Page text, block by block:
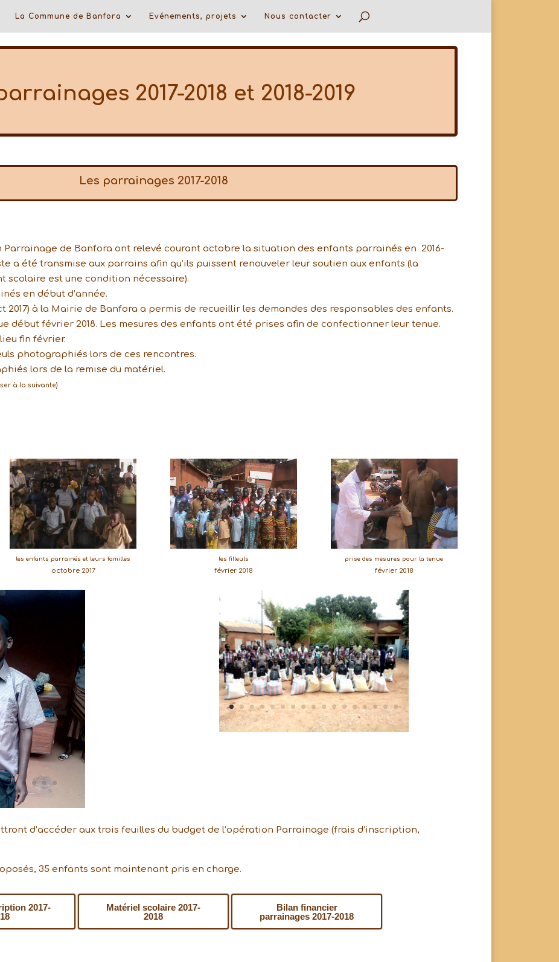
La Commune de Banfora Evénements, projets Nous contacter
2017-2018 et 2018-2019
Les parrainages 2017-2018
Parrainage de Banfora ont relevé courant octobre la situation des enfants parrainés en 2016-
a été transmise aux parrains afin qu’ils puissent renouveler leur soutien aux enfants (la
scolaire est une condition nécessaire).
en début d’année.
2017) à la Mairie de Banfora a permis de recueillir les demandes des responsables des enfants.
début février 2018. Les mesures des enfants ont été prises afin de confectionner leur tenue.
fin février.
photographiés lors de ces rencontres.
lors de la remise du matériel.
à la suivante)
les enfants parrainés et leurs familles
octobre 2017
les filleuls
février 2018
prise des mesures pour la tenue
février 2018
d’accéder aux trois feuilles du budget de l’opération Parrainage (frais d’inscription,
35 enfants sont maintenant pris en charge.
2017-
Matériel scolaire 2017-
2018
Bilan financier
parrainages 2017-2018